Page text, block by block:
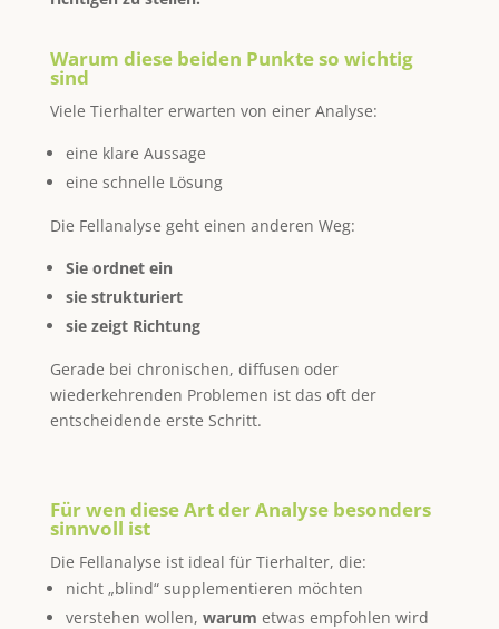
Warum diese beiden Punkte so wichtig
sind
Viele Tierhalter erwarten von einer Analyse:
eine klare Aussage
eine schnelle Lösung
Die Fellanalyse geht einen anderen Weg:
Sie ordnet ein
sie strukturiert
sie zeigt Richtung
Gerade bei chronischen, diffusen oder
wiederkehrenden Problemen ist das oft der
entscheidende erste Schritt.
Für wen diese Art der Analyse besonders
sinnvoll ist
Die Fellanalyse ist ideal für Tierhalter, die:
nicht „blind“ supplementieren möchten
verstehen wollen, warum etwas empfohlen wird